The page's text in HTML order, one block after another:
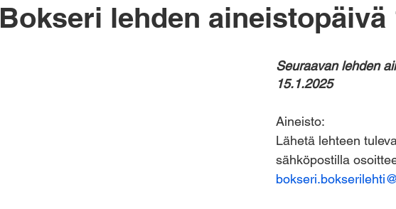
Bokseri lehden aineistopäivä
Seuraavan lehden
15.1.2025
Aineisto:
Lähetä lehteen
sähköpostilla